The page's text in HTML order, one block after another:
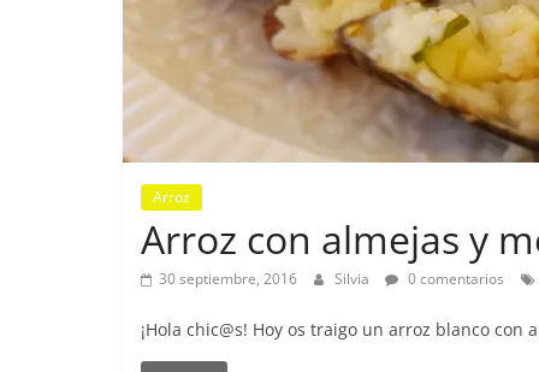
Arroz
Arroz con almejas y
30 septiembre, 2016 Silvia 0 comentarios
¡Hola chic@s! Hoy os traigo un arroz blanco